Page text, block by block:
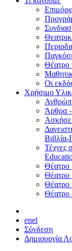
Θέατρο
Οι
Χρήσιμο
Άρθρα -
Βιβλία-
Τέχνες
Θέατρο
Θέατρο
Θέατρο
Θέατρο
enel
Σύνδεση
Δημιουργία